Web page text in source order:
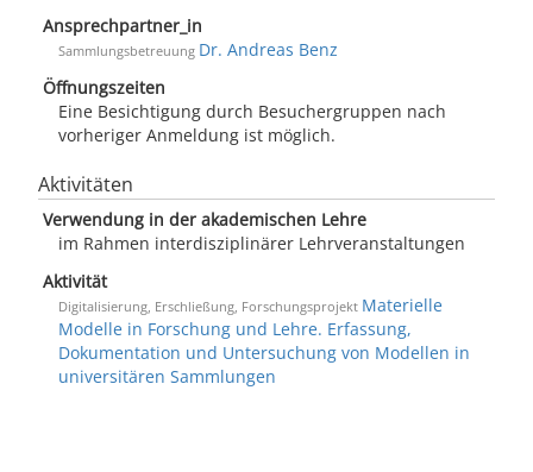
Ansprechpartner_in
Sammlungsbetreuung Dr. Andreas Benz
Öffnungszeiten
Eine Besichtigung durch Besuchergruppen nach
vorheriger Anmeldung ist möglich.
Aktivitäten
Verwendung in der akademischen Lehre
im Rahmen interdisziplinärer Lehrveranstaltungen
Aktivität
Digitalisierung, Erschließung, Forschungsprojekt Materielle
Modelle in Forschung und Lehre. Erfassung,
Dokumentation und Untersuchung von Modellen in
universitären Sammlungen